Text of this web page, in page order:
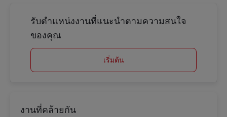
รับตำแหน่งงานที่แนะนำตามความสนใจ
ของคุณ
เริ่มต้น
งานที่คล้ายกัน